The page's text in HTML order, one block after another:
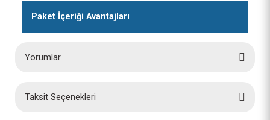
Paket İçeriği Avantajları
Yorumlar
Taksit Seçenekleri